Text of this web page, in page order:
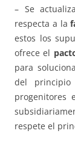
– Se
respecta a la
estos los
ofrece el
para
del
progenitores
respete el